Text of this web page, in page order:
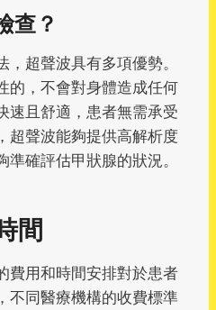
查？
超聲波具有多項優勢。
的，不會對身體造成任何
速且舒適，患者無需承受
超聲波能夠提供高解析度
確評估甲狀腺的狀況。
間
費用和時間安排對於患者
不同醫療機構的收費標準